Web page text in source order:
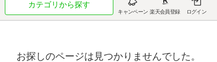
カテゴリから探す
キャンペーン 楽天会員登録 ログイン
お探しのページは見つかりませんでした。